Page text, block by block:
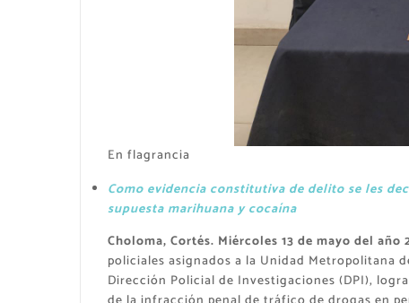
En flagrancia
Como evidencia constitutiva de delito se les
supuesta marihuana y cocaína
Choloma, Cortés. Miércoles 13 de mayo del año
policiales asignados a la Unidad Metropolitana
Dirección Policial de Investigaciones (DPI),